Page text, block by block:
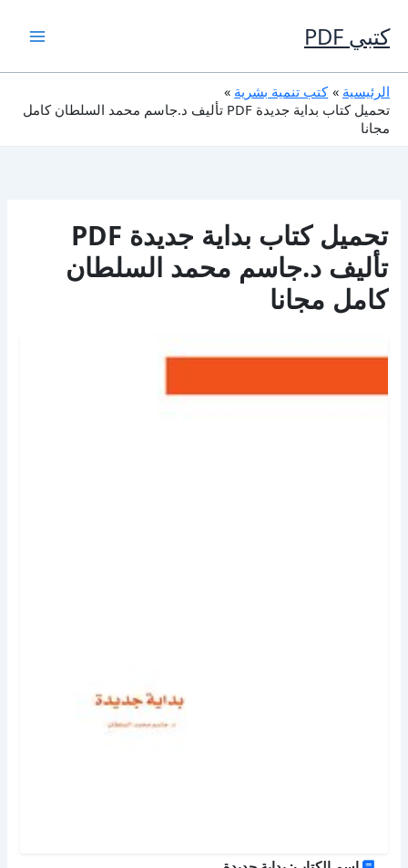
إلى
المحتوى
كتبي PDF
الرئيسية
كتب تنمية بشرية
تحميل كتاب بداية جديدة PDF تأليف د.جاسم محمد السلطان كامل
مجانا
تحميل كتاب بداية جديدة PDF
تأليف د.جاسم محمد السلطان
كامل مجانا